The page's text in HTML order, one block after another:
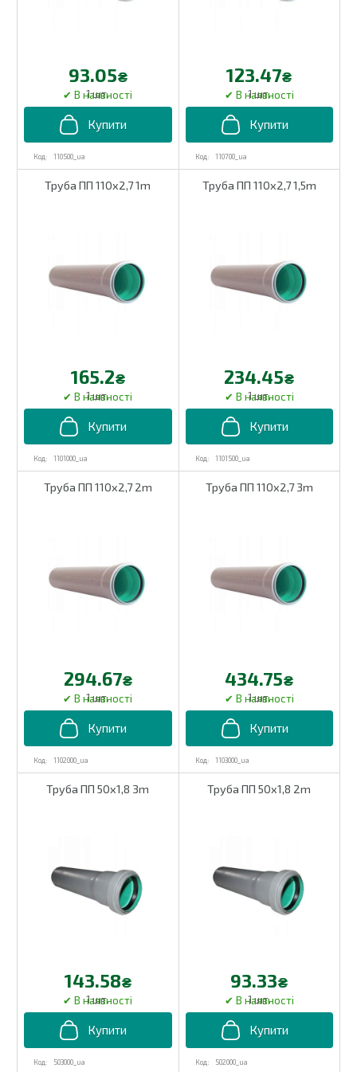
110500_ua
93.05₴
1 шт.
110700_ua
123.47₴
1 шт.
Труба ПП 110х2,7 1m
1101000_ua
165.2₴
1 шт.
Труба ПП 110х2,7 1,5m
1101500_ua
234.45₴
1 шт.
Труба ПП 110х2,7 2m
1102000_ua
294.67₴
1 шт.
Труба ПП 110х2,7 3m
1103000_ua
434.75₴
1 шт.
Труба ПП 50х1,8 3m
503000_ua
143.58₴
1 шт.
Труба ПП 50х1,8 2m
502000_ua
93.33₴
1 шт.